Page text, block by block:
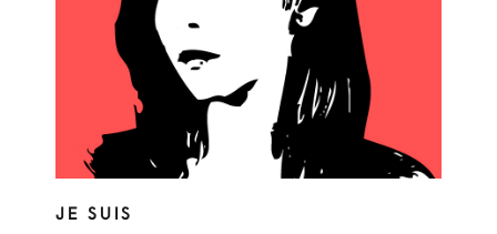
JE SUIS